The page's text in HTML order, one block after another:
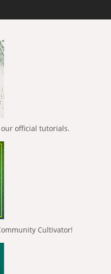
official tutorials.
Cultivator!